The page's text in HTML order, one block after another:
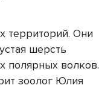
территорий. Они
шерсть
полярных волков.
зоолог Юлия